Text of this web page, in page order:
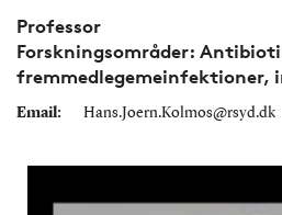
Professor
Forskningsområder:
fremmedlegemeinfektioner,
Email: Hans.Joern.Kolmos@rsyd.dk